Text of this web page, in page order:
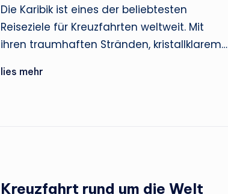
Die Karibik ist eines der beliebtesten
Reiseziele für Kreuzfahrten weltweit. Mit
ihren traumhaften Stränden, kristallklarem…
lies mehr
Kreuzfahrt rund um die Welt